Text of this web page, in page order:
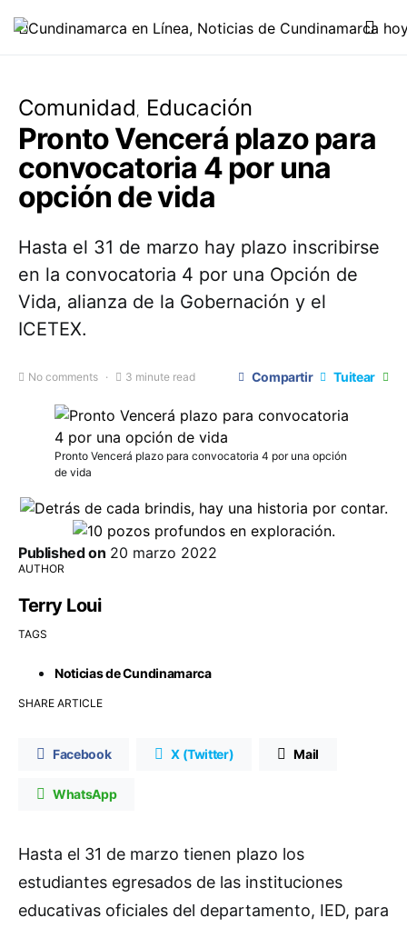
Comunidad Educación
Pronto Vencerá plazo para
convocatoria 4 por una
opción de vida
Hasta el 31 de marzo hay plazo inscribirse
en la convocatoria 4 por una Opción de
Vida, alianza de la Gobernación y el
ICETEX.
No comments 3 minute read Compartir Tuitear
Pronto Vencerá plazo para convocatoria 4 por una opción
de vida
Published on 20 marzo 2022
AUTHOR
Terry Loui
TAGS
Noticias de Cundinamarca
SHARE ARTICLE
Facebook X (Twitter) Mail
WhatsApp
Hasta el 31 de marzo tienen plazo los
estudiantes egresados de las instituciones
educativas oficiales del departamento, IED, para